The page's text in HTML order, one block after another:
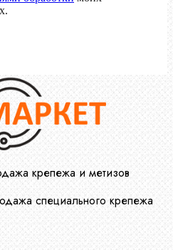
крепежа и метизов
специального крепежа